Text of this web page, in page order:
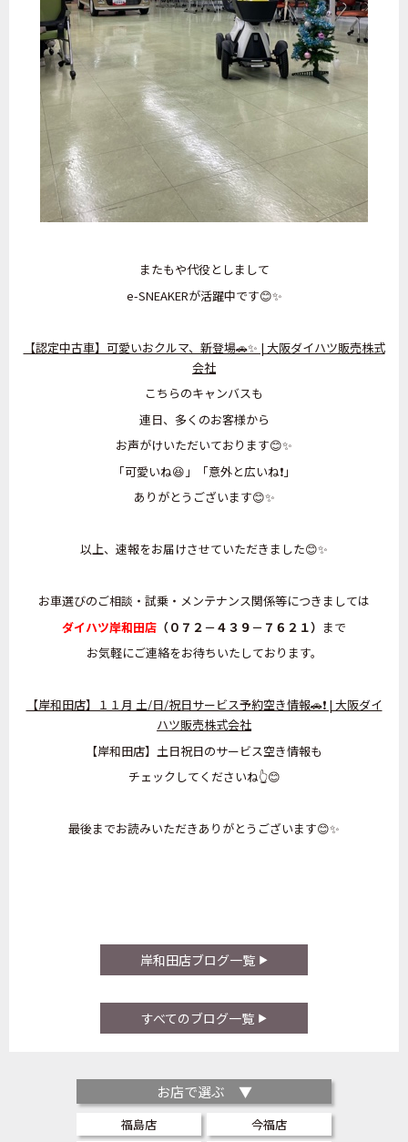
またもや代役としまして
e-SNEAKERが活躍中です😊✨
【認定中古車】可愛いおクルマ、新登場🚗✨ | 大阪ダイハツ販売株式
会社
こちらのキャンバスも
連日、多くのお客様から
お声がけいただいております😊✨
「可愛いね😆」「意外と広いね❗」
ありがとうございます😊✨
以上、速報をお届けさせていただきました😊✨
お車選びのご相談・試乗・メンテナンス関係等につきましては
ダイハツ岸和田店 （０７２－４３９－７６２１） まで
お気軽にご連絡をお待ちいたしております。
【岸和田店】１１月 土/日/祝日サービス予約空き情報🚗❗ | 大阪ダイ
ハツ販売株式会社
【岸和田店】土日祝日のサービス空き情報も
チェックしてくださいね👆😊
最後までお読みいただきありがとうございます😊✨
岸和田店ブログ一覧
すべてのブログ一覧
お店で選ぶ ▼
福島店
今福店